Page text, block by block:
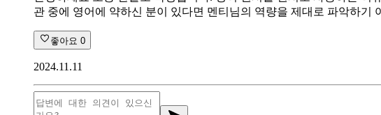
관 중에 영어에 약하신 분이 있다면 멘티님의 역량을 제대로 파악하기
좋아요 0
2024.11.11